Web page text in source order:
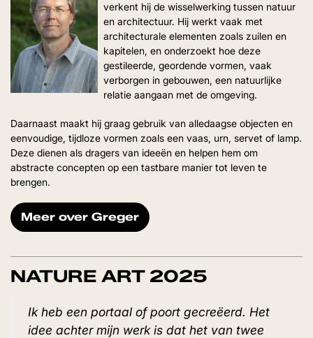
verkent hij de wisselwerking tussen natuur
en architectuur. Hij werkt vaak met
architecturale elementen zoals zuilen en
kapitelen, en onderzoekt hoe deze
gestileerde, geordende vormen, vaak
verborgen in gebouwen, een natuurlijke
relatie aangaan met de omgeving.
Daarnaast maakt hij graag gebruik van alledaagse objecten en
eenvoudige, tijdloze vormen zoals een vaas, urn, servet of lamp.
Deze dienen als dragers van ideeën en helpen hem om
abstracte concepten op een tastbare manier tot leven te
brengen.
Meer over Greger
NATURE ART 2025
Ik heb een portaal of poort gecreëerd. Het
idee achter mijn werk is dat het van twee